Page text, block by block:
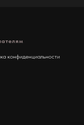
конфиденциальности